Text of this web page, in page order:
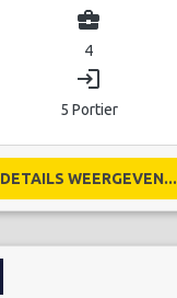
business_center
4
login
5 Portier
DETAILS WEERGEVEN...